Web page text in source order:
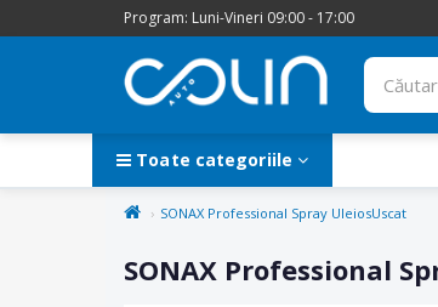
Program: Luni-Vineri 09:00 - 17:00
Toate categoriile
SONAX Professional Spray UleiosUscat
SONAX Professional